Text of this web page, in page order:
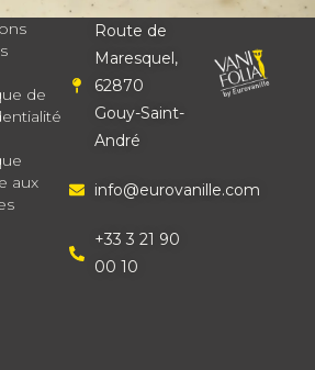
Route de
Maresquel,
62870
Gouy-Saint-
André
info@eurovanille.com
+33 3 21 90
00 10
de
aux